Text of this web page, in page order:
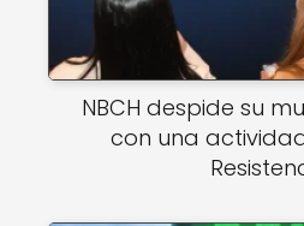
NBCH despide su
con una